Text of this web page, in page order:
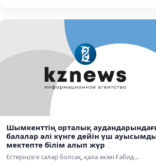
Шымкенттің орталық
балалар әлі күнге дейін үш
мектепте білім алып жүр
Естеріңізге салар болсақ, қала әкімі Ғабид...